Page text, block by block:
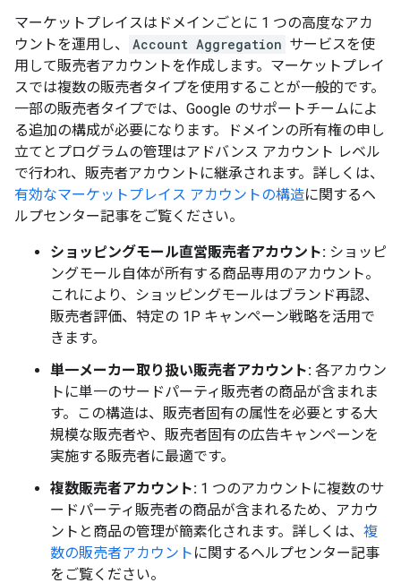
マーケットプレイスはドメインごとに 1 つの高度なアカ
ウントを運用し、
Account Aggregation サービスを使
用して販売者アカウントを作成します。マーケットプレイ
スでは複数の販売者タイプを使用することが一般的です。
一部の販売者タイプでは、Google のサポートチームによ
る追加の構成が必要になります。ドメインの所有権の申し
立てとプログラムの管理はアドバンス アカウント レベル
で行われ、販売者アカウントに継承されます。詳しくは、
有効なマーケットプレイス アカウントの構造に関するヘ
ルプセンター記事をご覧ください。
ショッピングモール直営販売者アカウント: ショッピ
ングモール自体が所有する商品専用のアカウント。
これにより、ショッピングモールはブランド再認、
販売者評価、特定の 1P キャンペーン戦略を活用で
きます。
単一メーカー取り扱い販売者アカウント: 各アカウン
トに単一のサードパーティ販売者の商品が含まれま
す。この構造は、販売者固有の属性を必要とする大
規模な販売者や、販売者固有の広告キャンペーンを
実施する販売者に最適です。
複数販売者アカウント: 1 つのアカウントに複数のサ
ードパーティ販売者の商品が含まれるため、アカウ
ントと商品の管理が簡素化されます。詳しくは、 複
数の販売者アカウント に関するヘルプセンター記事
をご覧ください。